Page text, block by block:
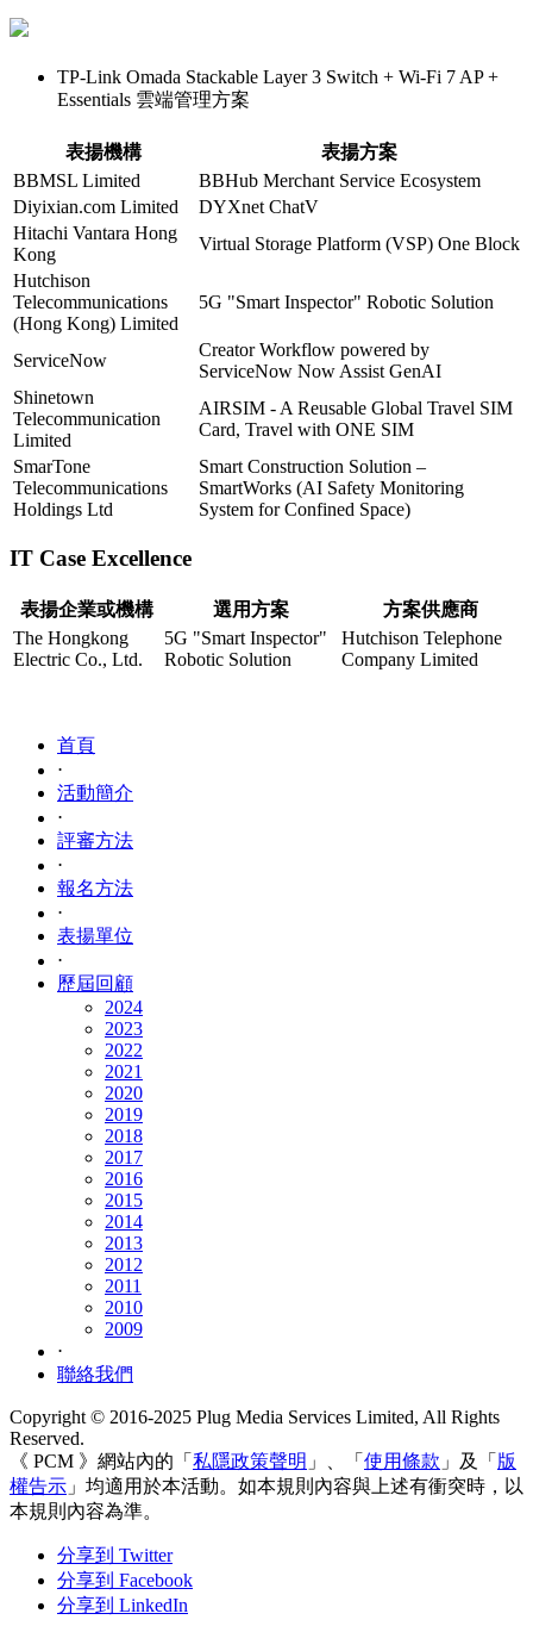
TP-Link Omada Stackable Layer 3 Switch + Wi-Fi 7 AP +
Essentials 雲端管理方案
表揚機構
表揚方案
BBMSL Limited
BBHub Merchant Service Ecosystem
Diyixian.com Limited
DYXnet ChatV
Hitachi Vantara Hong
Kong
Virtual Storage Platform (VSP) One Block
Hutchison
Telecommunications
(Hong Kong) Limited
5G "Smart Inspector" Robotic Solution
ServiceNow
Creator Workflow powered by
ServiceNow Now Assist GenAI
Shinetown
Telecommunication
Limited
AIRSIM - A Reusable Global Travel SIM
Card, Travel with ONE SIM
SmarTone
Telecommunications
Holdings Ltd
Smart Construction Solution –
SmartWorks (AI Safety Monitoring
System for Confined Space)
IT Case Excellence
表揚企業或機構 選用方案
方案供應商
The Hongkong
Electric Co., Ltd.
5G "Smart Inspector"
Robotic Solution
Hutchison Telephone
Company Limited
首頁
⋅
活動簡介
⋅
評審方法
⋅
報名方法
⋅
表揚單位
⋅
歷屆回顧
2024
2023
2022
2021
2020
2019
2018
2017
2016
2015
2014
2013
2012
2011
2010
2009
⋅
聯絡我們
Copyright © 2016-2025 Plug Media Services Limited, All Rights
Reserved.
《 PCM 》網站內的「 私隱政策聲明 」、「 使用條款 」及「 版
權告示 」均適用於本活動。如本規則內容與上述有衝突時，以
本規則內容為準。
分享到 Twitter
分享到 Facebook
分享到 LinkedIn